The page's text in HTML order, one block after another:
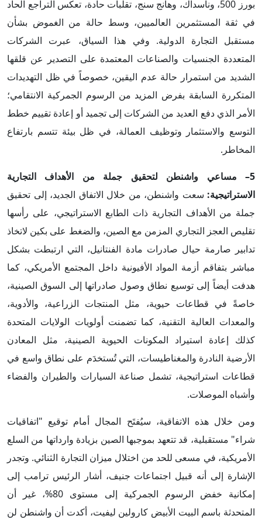
بورز 500، وناسداك، وهانج سنج، تقلبات حادة، تعكس التراجع الحاد
في ثقة المستثمرين العالميين، وسط حالة من الغموض بشأن
مستقبل التجارة الدولية. وفي هذا السياق، عبرت الشركات
المتعددة الجنسيات والصناعات المعتمدة على التصدير عن قلقها
الشديد من استمرار حالة عدم اليقين، خصوصاً في ظل التهديدات
المتكررة السابقة بفرض المزيد من الرسوم الجمركية الانتقامي؛
الأمر الذي دفع العديد من الشركات إلى تجميد أو إعادة تقييم خطط
التوسع والاستثمار وتوظيف العمالة، في ظل بيئة تتسم بارتفاع
المخاطر.
5– مساعي واشنطن لتحقيق جملة من الأهداف التجارية
الاستراتيجية: سعت واشنطن، من خلال الاتفاق الجديد، إلى تحقيق
جملة من الأهداف التجارية ذات الطابع الاستراتيجي، على رأسها
تقليص العجز التجاري المزمن مع الصين، والضغط على بكين لاتخاذ
تدابير صارمة حيال صادرات مادة الفنتانيل، التي ارتبطت بشكل
مباشر بتفاقم أزمة المواد الأفيونية داخل المجتمع الأمريكي، كما
هدفت أيضاً إلى توسيع نطاق وصول صادراتها إلى السوق الصينية،
خاصةً في قطاعات حيوية، مثل المنتجات الزراعية، والأدوية،
والمعدات العالية التقنية، كما تضمنت أولويات الولايات المتحدة
كذلك إعادة استيراد المكونات الحيوية الصينية، مثل المعادن
الأرضية النادرة والمغناطيسات، التي تُستخدَم على نطاق واسع في
قطاعات استراتيجية، تشمل صناعة السيارات والطيران والفضاء
وأشباه الموصلات.
ومن خلال هذه الاتفاقية، سيُفتَح المجال أمام توقيع "اتفاقيات
شراء" مستقبلية، قد تتعهد بموجبها الصين بزيادة وارداتها من السلع
الأمريكية، في مسعى للحد من اختلال ميزان التجارة الثنائي. وتجدر
الإشارة إلى أنه قبيل اجتماعات جنيف، أشار الرئيس ترامب إلى
إمكانية خفض الرسوم الجمركية إلى مستوى 80%، غير أن
المتحدثة باسم البيت الأبيض كارولين ليفيت، أكدت أن واشنطن لن